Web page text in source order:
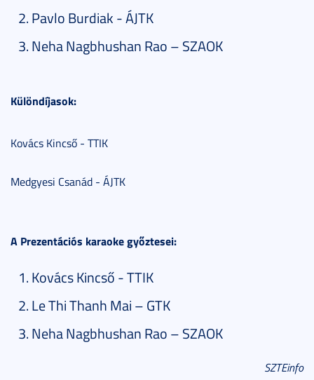
Pavlo Burdiak - ÁJTK
Neha Nagbhushan Rao – SZAOK
Különdíjasok:
Kovács Kincső - TTIK
Medgyesi Csanád - ÁJTK
A Prezentációs karaoke győztesei:
Kovács Kincső - TTIK
Le Thi Thanh Mai – GTK
Neha Nagbhushan Rao – SZAOK
SZTEinfo